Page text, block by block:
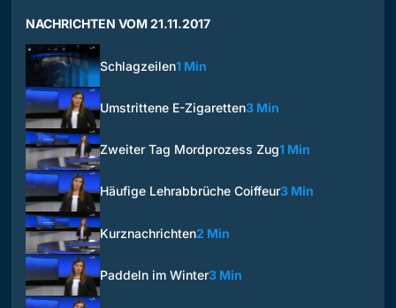
NACHRICHTEN VOM 21.11.2017
Schlagzeilen1 Min
Umstrittene E-Zigaretten3 Min
Zweiter Tag Mordprozess Zug1 Min
Häufige Lehrabbrüche Coiffeur3 Min
Kurznachrichten2 Min
Paddeln im Winter3 Min